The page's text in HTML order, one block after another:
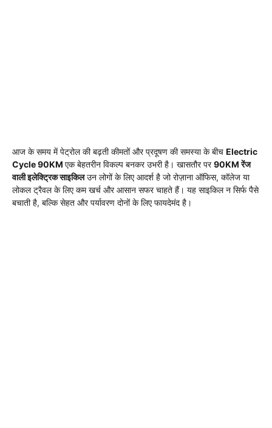
आज के समय में पेट्रोल की बढ़ती कीमतों और प्रदूषण की समस्या के बीच Electric
Cycle 90KM एक बेहतरीन विकल्प बनकर उभरी है। खासतौर पर90KM रेंज
वाली इलेक्ट्रिक साइकिलउन लोगों के लिए आदर्श है जो रोज़ाना ऑफिस, कॉलेज या
लोकल ट्रैवल के लिए कम खर्च और आसान सफर चाहते हैं। यह साइकिल न सिर्फ पैसे
बचाती है, बल्कि सेहत और पर्यावरण दोनों के लिए फायदेमंद है।